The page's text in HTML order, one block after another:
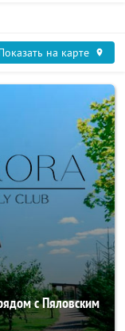
на карте
с Пяловским